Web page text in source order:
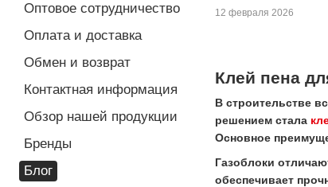
12 февраля 2026
Клей пена
В строительстве
решением стала
Основное
Газоблоки
обеспечивает
Оптовое сотрудничество
Оплата и доставка
Обмен и возврат
Контактная информация
Обзор нашей продукции
Бренды
Блог